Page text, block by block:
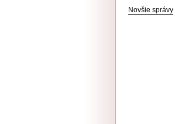
Novšie správy